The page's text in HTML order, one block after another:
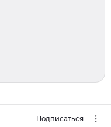
Подписаться